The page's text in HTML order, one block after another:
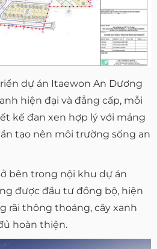
dự án Itaewon An Dương
hiện đại và đẳng cấp, mỗi
kế đan xen hợp lý với mảng
tạo nên môi trường sống an
bên trong nội khu dự án
được đầu tư đồng bộ, hiện
rãi thông thoáng, cây xanh
hoàn thiện.